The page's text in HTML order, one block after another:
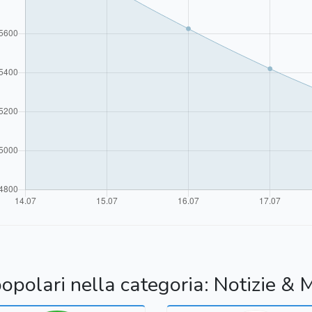
nella categoria: Notizie &